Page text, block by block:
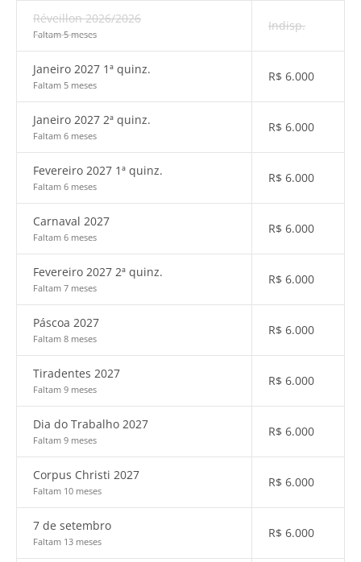
Réveillon 2026/2026
Faltam 5 meses
Indisp.
Janeiro 2027 1ª quinz.
Faltam 5 meses
R$ 6.000
Janeiro 2027 2ª quinz.
Faltam 6 meses
R$ 6.000
Fevereiro 2027 1ª quinz.
Faltam 6 meses
R$ 6.000
Carnaval 2027
Faltam 6 meses
R$ 6.000
Fevereiro 2027 2ª quinz.
Faltam 7 meses
R$ 6.000
Páscoa 2027
Faltam 8 meses
R$ 6.000
Tiradentes 2027
Faltam 9 meses
R$ 6.000
Dia do Trabalho 2027
Faltam 9 meses
R$ 6.000
Corpus Christi 2027
Faltam 10 meses
R$ 6.000
7 de setembro
Faltam 13 meses
R$ 6.000